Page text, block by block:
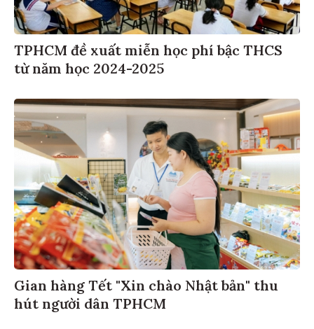
TPHCM đề xuất miễn học phí bậc THCS
từ năm học 2024-2025
Gian hàng Tết "Xin chào Nhật bản" thu
hút người dân TPHCM